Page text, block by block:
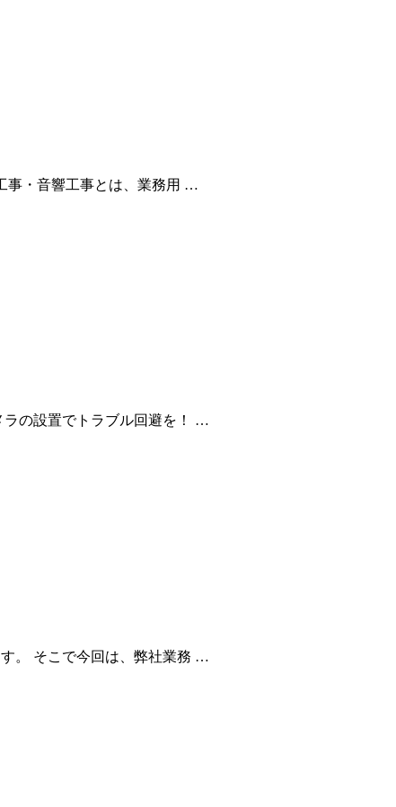
事・音響工事とは、業務用 …
ラの設置でトラブル回避を！ …
。 そこで今回は、弊社業務 …